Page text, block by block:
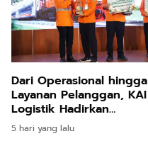
Dari Operasional hingga
Layanan Pelanggan, KAI
Logistik Hadirkan
Logistik yang Lebih
Ramah Lingkungan
5 hari yang lalu